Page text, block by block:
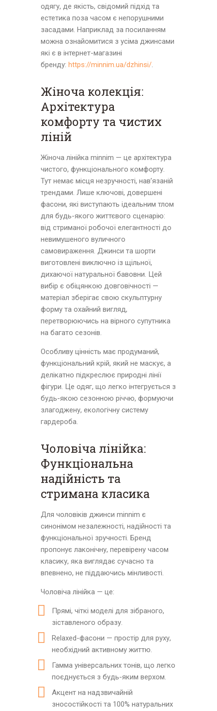
одягу, де якість, свідомий підхід та
естетика поза часом є непорушними
засадами. Наприклад за посиланням
можна ознайомитися з усіма джинсами
які є в інтернет-магазині
бренду: https://minnim.ua/dzhinsi/.
Жіноча колекція:
Архітектура
комфорту та чистих
ліній
Жіноча лінійка minnim — це архітектура
чистого, функціонального комфорту.
Тут немає місця незручності, нав’язаній
трендами. Лише ключові, довершені
фасони, які виступають ідеальним тлом
для будь-якого життєвого сценарію:
від стриманої робочої елегантності до
невимушеного вуличного
самовираження. Джинси та шорти
виготовлені виключно із щільної,
дихаючої натуральної бавовни. Цей
вибір є обіцянкою довговічності —
матеріал зберігає свою скульптурну
форму та охайний вигляд,
перетворюючись на вірного супутника
на багато сезонів.
Особливу цінність має продуманий,
функціональний крій, який не маскує, а
делікатно підкреслює природні лінії
фігури. Це одяг, що легко інтегрується з
будь-якою сезонною річчю, формуючи
злагоджену, екологічну систему
гардероба.
Чоловіча лінійка:
Функціональна
надійність та
стримана класика
Для чоловіків джинси minnim є
синонімом незалежності, надійності та
функціональної зручності. Бренд
пропонує лаконічну, перевірену часом
класику, яка виглядає сучасно та
впевнено, не піддаючись мінливості.
Чоловіча лінійка — це:
Прямі, чіткі моделі для зібраного,
зіставленого образу.
Relaxed-фасони — простір для руху,
необхідний активному життю.
Гамма універсальних тонів, що легко
поєднується з будь-яким верхом.
Акцент на надзвичайній
зносостійкості та 100% натуральних